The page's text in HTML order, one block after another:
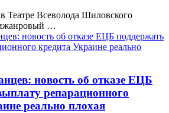
Театре Всеволода Шиловского
…
новость об отказе ЕЦБ
репарационного
реально плохая